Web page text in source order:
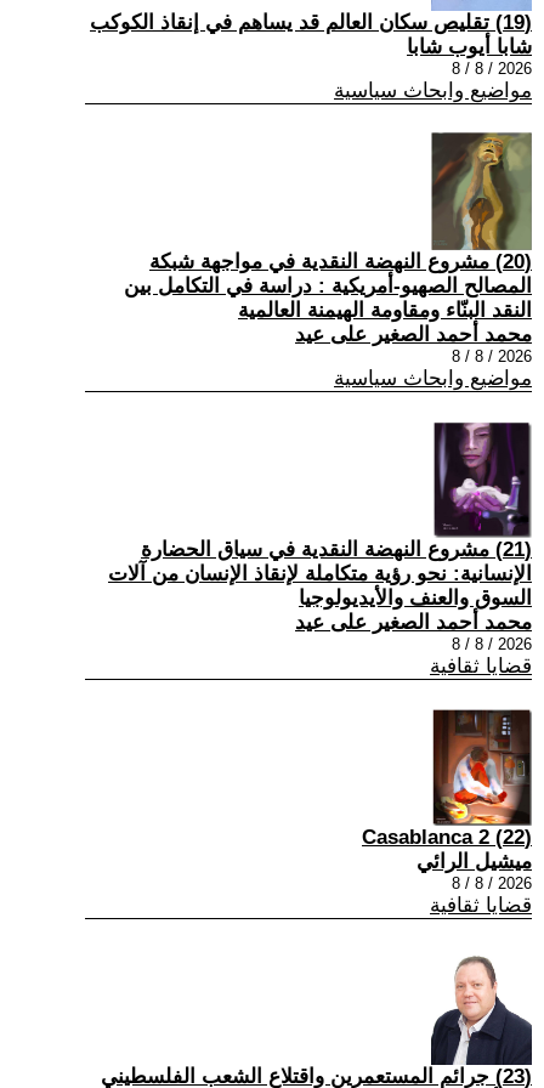
(19) تقليص سكان العالم قد يساهم في إنقاذ الكوكب
شابا أيوب شابا
2026 / 8 / 8
مواضيع وابحاث سياسية
(20) مشروع النهضة النقدية في مواجهة شبكة
المصالح الصهيو-أمريكية : دراسة في التكامل بين
النقد البنّاء ومقاومة الهيمنة العالمية
محمد أحمد الصغير على عيد
2026 / 8 / 8
مواضيع وابحاث سياسية
(21) مشروع النهضة النقدية في سياق الحضارة
الإنسانية: نحو رؤية متكاملة لإنقاذ الإنسان من آلات
السوق والعنف والأيديولوجيا
محمد أحمد الصغير على عيد
2026 / 8 / 8
قضايا ثقافية
(22) Casablanca 2
ميشيل الرائي
2026 / 8 / 8
قضايا ثقافية
(23) جرائم المستعمرين واقتلاع الشعب الفلسطيني